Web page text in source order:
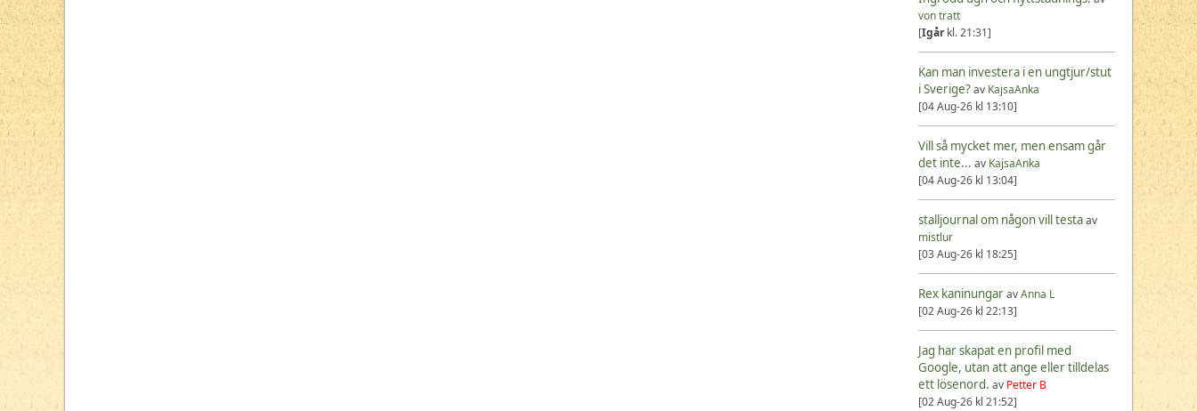
von tratt
[Igårkl. 21:31]
Kan man investera i en ungtjur/stut
i Sverige?av KajsaAnka
[04 Aug-26 kl 13:10]
Vill så mycket mer, men ensam går
det inte... av KajsaAnka
[04 Aug-26 kl 13:04]
stalljournal om någon vill testaav
mistlur
[03 Aug-26 kl 18:25]
Rex kaninungaravAnna L
[02 Aug-26 kl 22:13]
Jag har skapat en profil med
Google, utan att ange eller tilldelas
ett lösenord. av Petter B
[02 Aug-26 kl 21:52]